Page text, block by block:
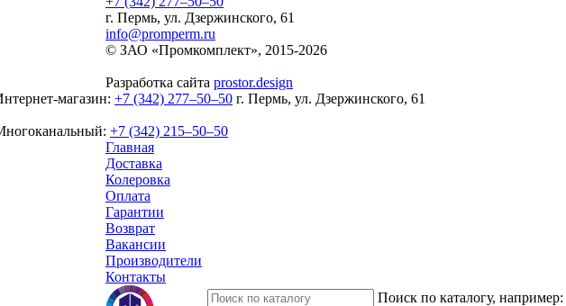
г. Пермь, ул. Дзержинского, 61
info@promperm.ru
© ЗАО «Промкомплект», 2015-2026
Разработка сайта prostor.design
магазин: +7 (342) 277‒50‒50
+7 (342) 215‒50‒50
г. Пермь, ул. Дзержинского, 61
Главная
Доставка
Колеровка
Оплата
Гарантии
Возврат
Вакансии
Производители
Контакты
Поиск по каталогу, например: